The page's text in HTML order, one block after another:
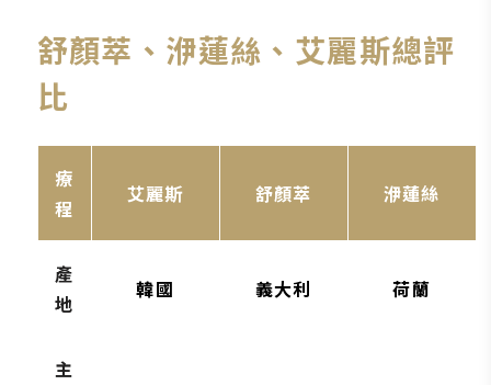
舒顏萃、洢蓮絲、艾麗斯總評
比
療
程
艾麗斯 舒顏萃 洢蓮絲
產
地
韓國 義大利 荷蘭
主